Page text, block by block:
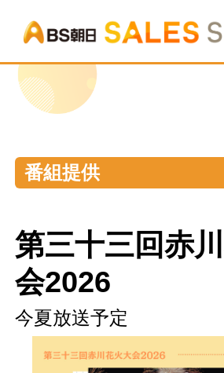
番組提供
第三十三回赤
会2026
今夏放送予定